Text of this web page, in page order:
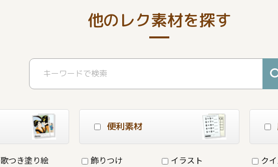
他のレク素材を探す
歌つき塗り絵
便利素材
飾りつけ
イラスト
ク